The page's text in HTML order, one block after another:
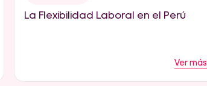
La Flexibilidad Laboral en el Perú
Ver más